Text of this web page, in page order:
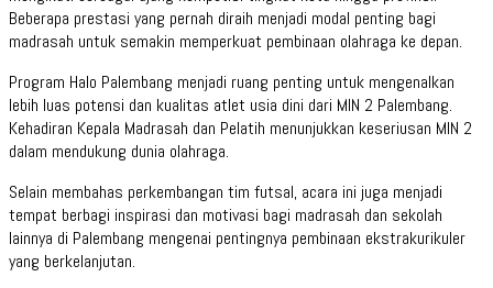
Beberapa prestasi yang pernah diraih menjadi modal penting bagi
madrasah untuk semakin memperkuat pembinaan olahraga ke depan.
Program Halo Palembang menjadi ruang penting untuk mengenalkan
lebih luas potensi dan kualitas atlet usia dini dari MIN 2 Palembang.
Kehadiran Kepala Madrasah dan Pelatih menunjukkan keseriusan MIN 2
dalam mendukung dunia olahraga.
Selain membahas perkembangan tim futsal, acara ini juga menjadi
tempat berbagi inspirasi dan motivasi bagi madrasah dan sekolah
lainnya di Palembang mengenai pentingnya pembinaan ekstrakurikuler
yang berkelanjutan.